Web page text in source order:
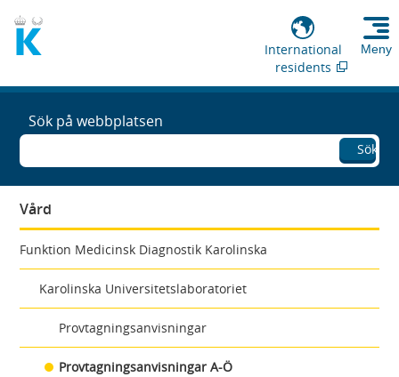
International
residents
Meny
Sök på webbplatsen
Sök
Vård
Funktion Medicinsk Diagnostik Karolinska
Karolinska Universitetslaboratoriet
Provtagningsanvisningar
Provtagningsanvisningar A-Ö